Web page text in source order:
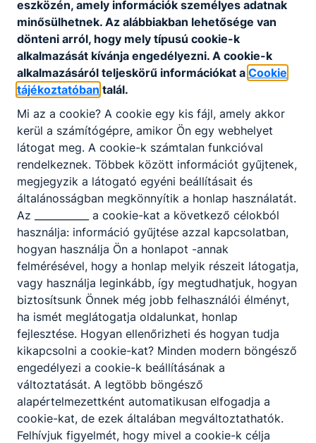
Székesfehérvári SZC Deák Ferenc
Technikum és Szakképző Iskola
8000 Székesfehérvár, Károly János u. 32.
Teams KRÉTA
eszközén, amely információk személyes adatnak
minősülhetnek. Az alábbiakban lehetősége van
dönteni arról, hogy mely típusú cookie-k
alkalmazását kívánja engedélyezni. A cookie-k
alkalmazásáról teljeskörű információkat a Cookie
tájékoztatóban talál.
Mi az a cookie? A cookie egy kis fájl, amely akkor
kerül a számítógépre, amikor Ön egy webhelyet
látogat meg. A cookie-k számtalan funkcióval
rendelkeznek. Többek között információt gyűjtenek,
megjegyzik a látogató egyéni beállításait és
általánosságban megkönnyítik a honlap használatát.
Az ___________ a cookie-kat a következő célokból
használja: információ gyűjtése azzal kapcsolatban,
hogyan használja Ön a honlapot -annak
felmérésével, hogy a honlap melyik részeit látogatja,
vagy használja leginkább, így megtudhatjuk, hogyan
biztosítsunk Önnek még jobb felhasználói élményt,
ha ismét meglátogatja oldalunkat, honlap
fejlesztése. Hogyan ellenőrizheti és hogyan tudja
kikapcsolni a cookie-kat? Minden modern böngésző
engedélyezi a cookie-k beállításának a
változtatását. A legtöbb böngésző
alapértelmezettként automatikusan elfogadja a
cookie-kat, de ezek általában megváltoztathatók.
Felhívjuk figyelmét, hogy mivel a cookie-k célja